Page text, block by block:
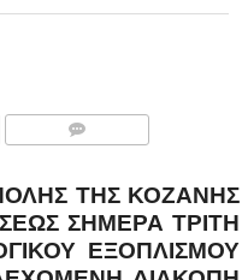
ΤΗΣ ΚΟΖΆΝΗΣ
ΣΉΜΕΡΑ ΤΡΊΤΗ
ΕΞΟΠΛΙΣΜΟΎ